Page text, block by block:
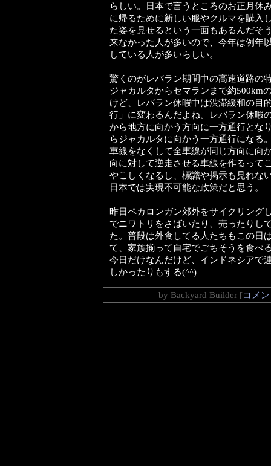
らしい。日本で言うところのお正月休
に帰るために新しい服やクルマを購入
た姿を見せるという一面もあるんだそ
来なかった人が多いので、今年は例年
している人が多いらしい。
驚くのがレバラン期間中の高速道路の
ジャカルタからセマランまで約500km
けど、レバラン休暇中は渋滞緩和の目
行」に変わるんだよね。レバラン休暇
から地方に向かう方向に一方通行とな
らジャカルタに向かう一方通行になる
車線をなくして全車線が同じ方向に向
向に対して逆走させる車線を作るって
やこしくなるし、標識や掲示も見れな
日本では実現不可能な政策だと思う。
昨日ペカロンガン郊外をサイクリング
でニワトリをさばいたり、売ったりし
た。普段は外食してる人たちもこの日
て、家族揃って自宅でごちそうを食べ
今日だけなんだけど、インドネシアで
しかったりもする(^^)
by Backyard Builder [コメ